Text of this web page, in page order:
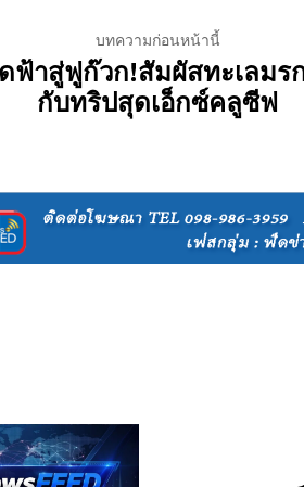
บทความก่อนหน้านี้
ฟ้าสู่ฟูก๊วก!สัมผัสทะเลมร
กับทริปสุดเอ็กซ์คลูซีฟ